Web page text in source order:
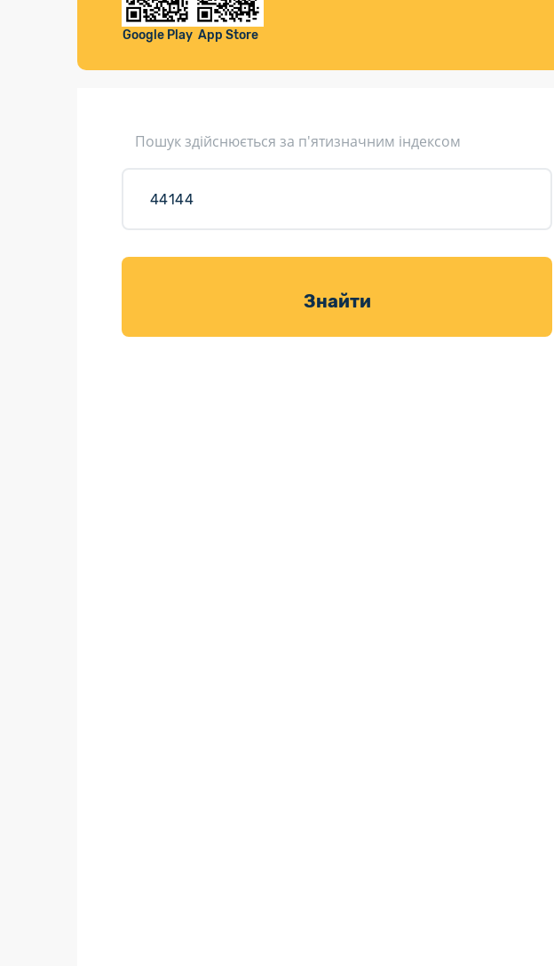
Листи та листівки
Доставка товарів для саду
Google Play App Store
Пошук здійснюється за п'ятизначним індексом
Знайти